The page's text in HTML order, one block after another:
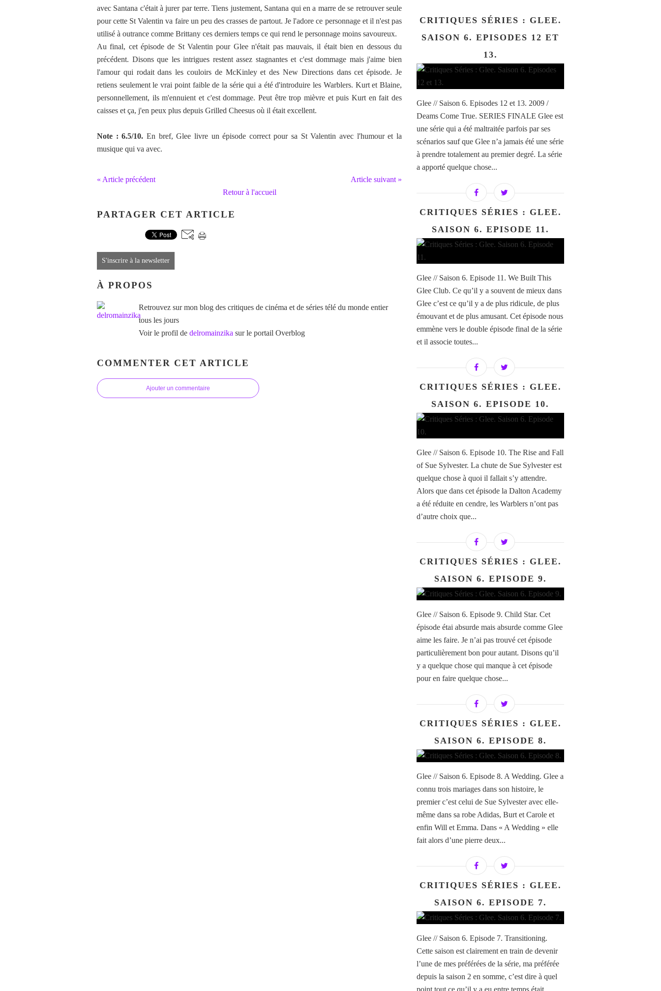
avec Santana c'était à jurer par terre. Tiens justement, Santana qui en a marre de se retrouver seule
pour cette St Valentin va faire un peu des crasses de partout. Je l'adore ce personnage et il n'est pas
utilisé à outrance comme Brittany ces derniers temps ce qui rend le personnage moins savoureux.
Au final, cet épisode de St Valentin pour Glee n'était pas mauvais, il était bien en dessous du
précédent. Disons que les intrigues restent assez stagnantes et c'est dommage mais j'aime bien
l'amour qui rodait dans les couloirs de McKinley et des New Directions dans cet épisode. Je
retiens seulement le vrai point faible de la série qui a été d'introduire les Warblers. Kurt et Blaine,
personnellement, ils m'ennuient et c'est dommage. Peut être trop mièvre et puis Kurt en fait des
caisses et ça, j'en peux plus depuis Grilled Cheesus où il était excellent.
Note : 6.5/10. En bref, Glee livre un épisode correct pour sa St Valentin avec l'humour et la
musique qui va avec.
« Article précédent
Article suivant »
Retour à l'accueil
PARTAGER CET ARTICLE
S'inscrire à la newsletter
À PROPOS
Retrouvez sur mon blog des critiques de cinéma et de séries télé du monde entier
tous les jours
Voir le profil de delromainzika sur le portail Overblog
COMMENTER CET ARTICLE
Ajouter un commentaire
CRITIQUES SÉRIES : GLEE.
SAISON 6. EPISODES 12 ET
13.
Glee // Saison 6. Episodes 12 et 13. 2009 /
Deams Come True. SERIES FINALE Glee est
une série qui a été maltraitée parfois par ses
scénarios sauf que Glee n’a jamais été une série
à prendre totalement au premier degré. La série
a apporté quelque chose...
CRITIQUES SÉRIES : GLEE.
SAISON 6. EPISODE 11.
Glee // Saison 6. Episode 11. We Built This
Glee Club. Ce qu’il y a souvent de mieux dans
Glee c’est ce qu’il y a de plus ridicule, de plus
émouvant et de plus amusant. Cet épisode nous
emmène vers le double épisode final de la série
et il associe toutes...
CRITIQUES SÉRIES : GLEE.
SAISON 6. EPISODE 10.
Glee // Saison 6. Episode 10. The Rise and Fall
of Sue Sylvester. La chute de Sue Sylvester est
quelque chose à quoi il fallait s’y attendre.
Alors que dans cet épisode la Dalton Academy
a été réduite en cendre, les Warblers n’ont pas
d’autre choix que...
CRITIQUES SÉRIES : GLEE.
SAISON 6. EPISODE 9.
Glee // Saison 6. Episode 9. Child Star. Cet
épisode étai absurde mais absurde comme Glee
aime les faire. Je n’ai pas trouvé cet épisode
particulièrement bon pour autant. Disons qu’il
y a quelque chose qui manque à cet épisode
pour en faire quelque chose...
CRITIQUES SÉRIES : GLEE.
SAISON 6. EPISODE 8.
Glee // Saison 6. Episode 8. A Wedding. Glee a
connu trois mariages dans son histoire, le
premier c’est celui de Sue Sylvester avec elle-
même dans sa robe Adidas, Burt et Carole et
enfin Will et Emma. Dans « A Wedding » elle
fait alors d’une pierre deux...
CRITIQUES SÉRIES : GLEE.
SAISON 6. EPISODE 7.
Glee // Saison 6. Episode 7. Transitioning.
Cette saison est clairement en train de devenir
l’une de mes préférées de la série, ma préférée
depuis la saison 2 en somme, c’est dire à quel
point tout ce qu’il y a eu entre temps était